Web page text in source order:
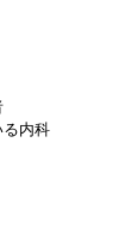
る内科